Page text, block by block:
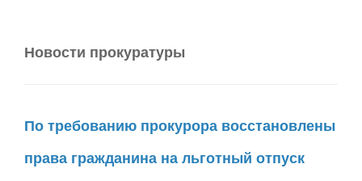
Новости прокуратуры
По требованию прокурора восстановлены
права гражданина на льготный отпуск